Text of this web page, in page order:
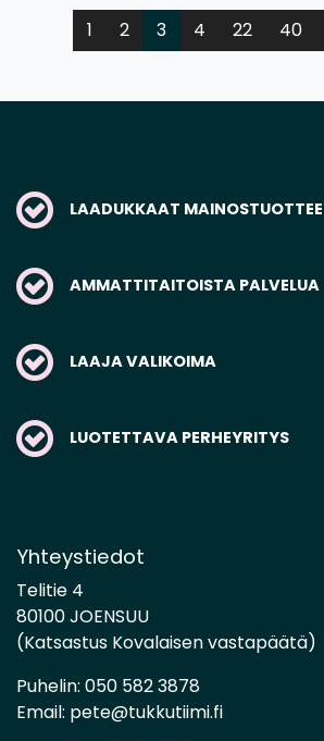
1 2 3 4 22 40
LAADUKKAAT
AMMATTITAITOISTA PALVELUA
LAAJA VALIKOIMA
LUOTETTAVA PERHEYRITYS
Yhteystiedot
Telitie 4
80100 JOENSUU
(Katsastus Kovalaisen vastapäätä)
Puhelin: 050 582 3878
Email: pete@tukkutiimi.fi